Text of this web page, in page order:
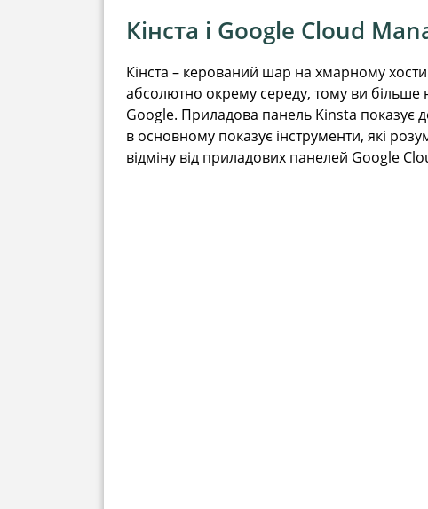
Кінста і Google Cloud
Кінста – керований шар на хмарному
абсолютно окрему середу, тому ви більше
Google. Приладова панель Kinsta показує
в основному показує інструменти, які
відміну від приладових панелей Google